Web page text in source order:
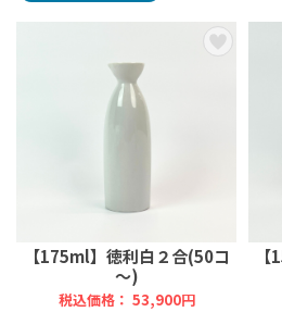
【175ml】徳利白２合(50コ
～)
税込価格： 53,900円